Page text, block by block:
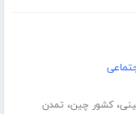
،کشور چین، تمدن